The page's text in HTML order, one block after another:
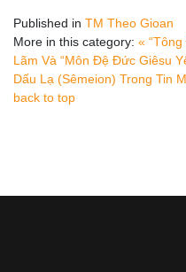
Published in TM Theo Gioan
More in this category: «
Lãm Và “Môn Đệ Đức Giêsu
Dấu Lạ (Sêmeion) Trong Tin
back to top